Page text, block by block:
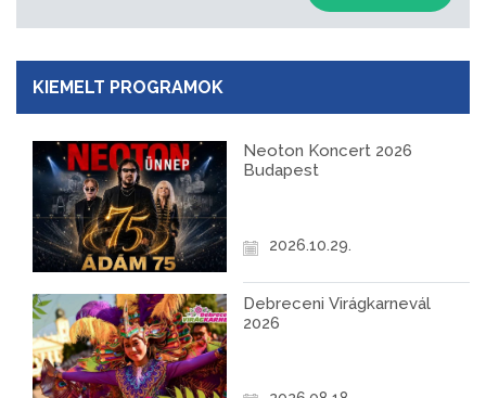
KIEMELT PROGRAMOK
Neoton Koncert 2026
Budapest
2026.10.29.
Debreceni Virágkarnevál
2026